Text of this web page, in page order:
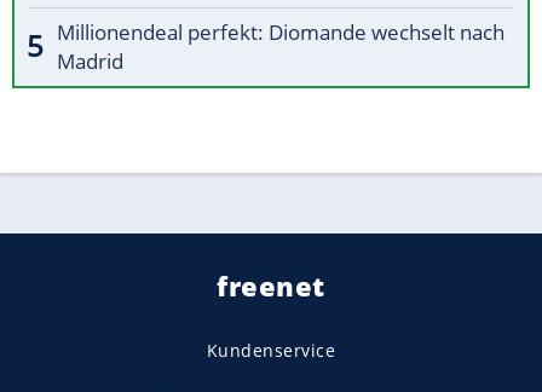
Millionendeal perfekt: Diomande wechselt nach
Madrid
freenet
Kundenservice